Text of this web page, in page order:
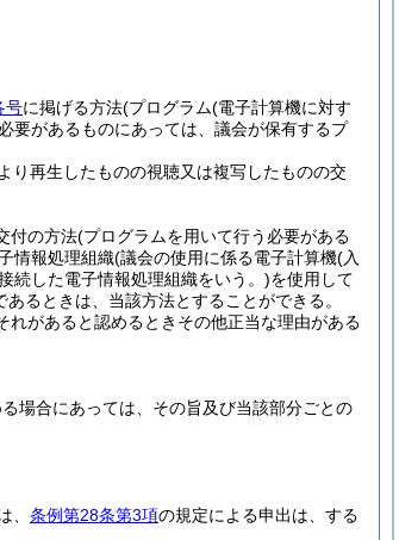
号に掲げる方法(プログラム(電子計算機に対す
要があるものにあっては、議会が保有するプ
再生したものの視聴又は複写したものの交
付の方法(プログラムを用いて行う必要がある
情報処理組織(議会の使用に係る電子計算機(入
続した電子情報処理組織をいう。)を使用して
るときは、当該方法とすることができる。
があると認めるときその他正当な理由がある
場合にあっては、その旨及び当該部分ごとの
、 条例第28条第3項の規定による申出は、する